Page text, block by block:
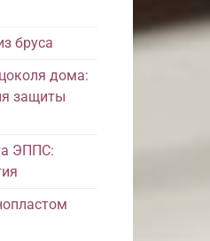
бруса
дома:
защиты
ЭППС: